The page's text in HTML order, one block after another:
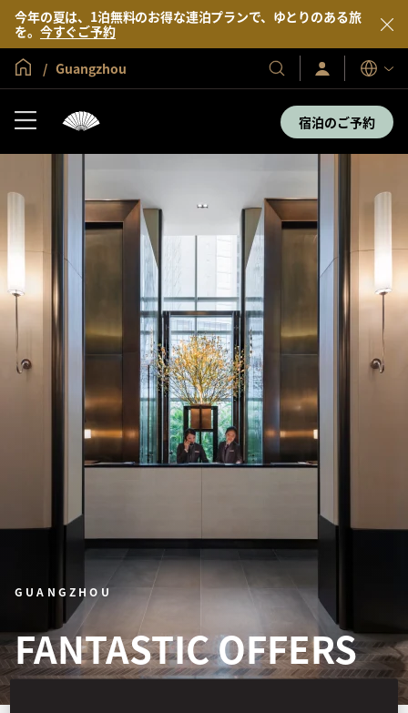
今年の夏は、1泊無料のお得な連泊プランで、ゆとりのある旅
を。 今すぐご予約
グローバル ホーム
Guangzhou
当
社
リ
ゾ
サ
イ
ン
／
会
表
示
言
語
宿泊のご予約
GUANGZHOU
FANTASTIC OFFERS